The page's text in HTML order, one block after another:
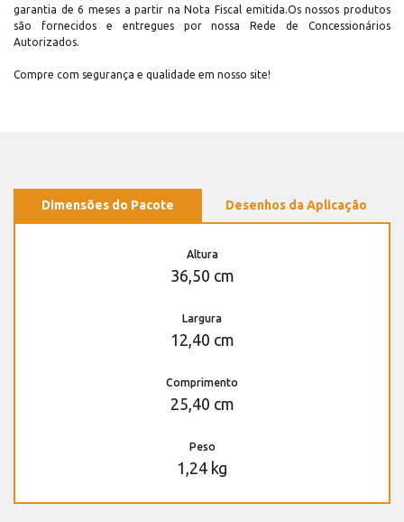
garantia de 6 meses a partir na Nota Fiscal emitida.Os nossos produtos
são fornecidos e entregues por nossa Rede de Concessionários
Autorizados.
Compre com segurança e qualidade em nosso site!
Dimensões do Pacote Desenhos da Aplicação
Altura
36,50 cm
Largura
12,40 cm
Comprimento
25,40 cm
Peso
1,24 kg